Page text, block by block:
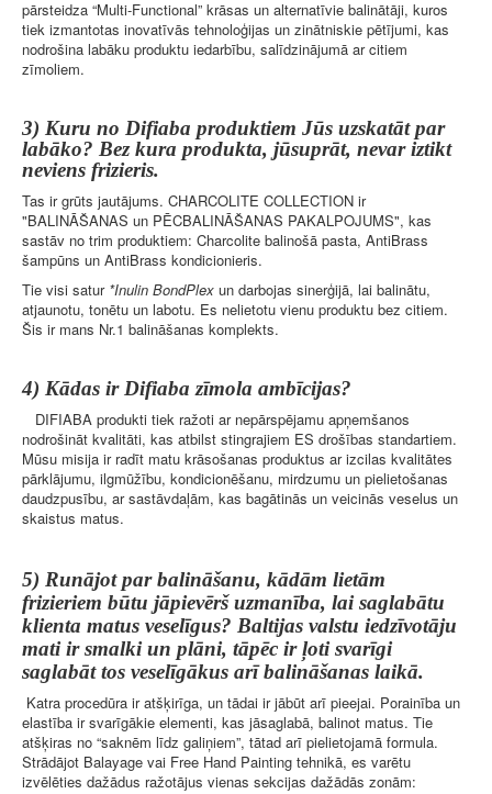
pārsteidza “Multi-Functional” krāsas un alternatīvie balinātāji, kuros
tiek izmantotas inovatīvās tehnoloģijas un zinātniskie pētījumi, kas
nodrošina labāku produktu iedarbību, salīdzinājumā ar citiem
zīmoliem.
3) Kuru no Difiaba produktiem Jūs uzskatāt par
labāko? Bez kura produkta, jūsuprāt, nevar iztikt
neviens frizieris.
Tas ir grūts jautājums. CHARCOLITE COLLECTION ir
"BALINĀŠANAS un PĒCBALINĀŠANAS PAKALPOJUMS", kas
sastāv no trim produktiem: Charcolite balinošā pasta, AntiBrass
šampūns un AntiBrass kondicionieris.
Tie visi satur *Inulin BondPlex un darbojas sinerģijā, lai balinātu,
atjaunotu, tonētu un labotu. Es nelietotu vienu produktu bez citiem.
Šis ir mans Nr.1 balināšanas komplekts.
4) Kādas ir Difiaba zīmola ambīcijas?
DIFIABA produkti tiek ražoti ar nepārspējamu apņemšanos
nodrošināt kvalitāti, kas atbilst stingrajiem ES drošības standartiem.
Mūsu misija ir radīt matu krāsošanas produktus ar izcilas kvalitātes
pārklājumu, ilgmūžību, kondicionēšanu, mirdzumu un pielietošanas
daudzpusību, ar sastāvdaļām, kas bagātinās un veicinās veselus un
skaistus matus.
5) Runājot par balināšanu, kādām lietām
frizieriem būtu jāpievērš uzmanība, lai saglabātu
klienta matus veselīgus? Baltijas valstu iedzīvotāju
mati ir smalki un plāni, tāpēc ir ļoti svarīgi
saglabāt tos veselīgākus arī balināšanas laikā.
Katra procedūra ir atšķirīga, un tādai ir jābūt arī pieejai. Porainība un
elastība ir svarīgākie elementi, kas jāsaglabā, balinot matus. Tie
atšķiras no “saknēm līdz galiņiem”, tātad arī pielietojamā formula.
Strādājot Balayage vai Free Hand Painting tehnikā, es varētu
izvēlēties dažādus ražotājus vienas sekcijas dažādās zonām: